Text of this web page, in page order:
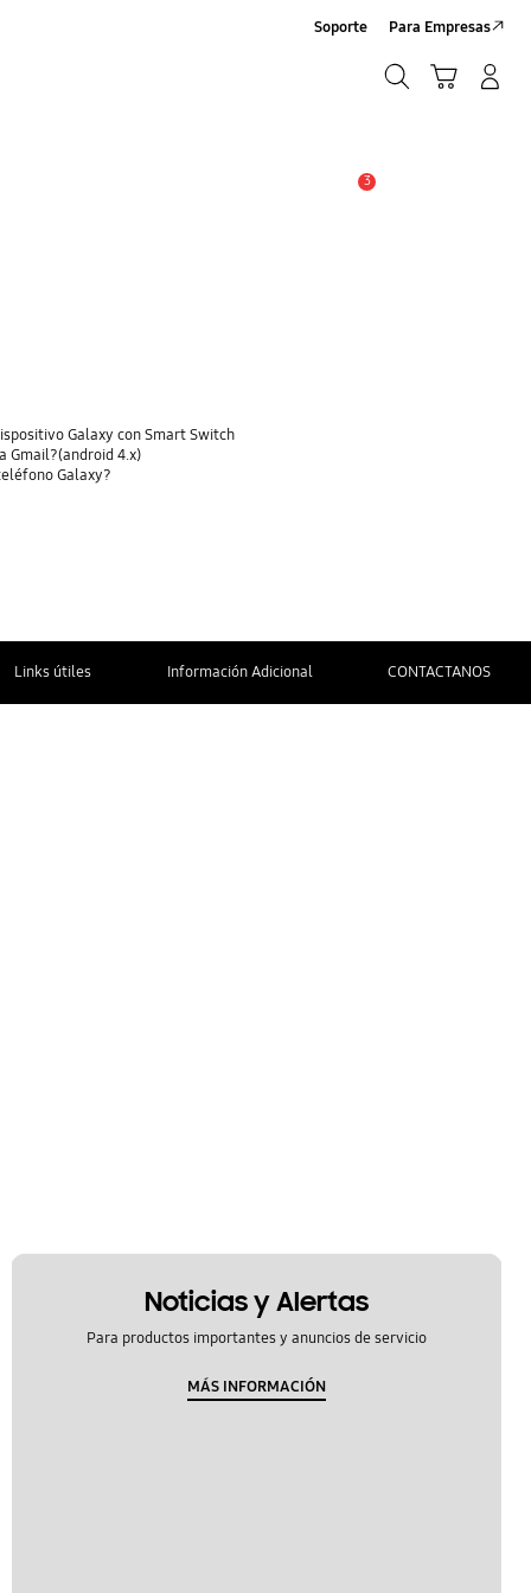
Soporte Para Empresas
3
Galaxy con Smart Switch
Gmail?(android 4.x)
Galaxy?
Links útiles Información Adicional CONTACTANOS
Noticias y Alertas
Para productos importantes y anuncios de servicio
MÁS INFORMACIÓN